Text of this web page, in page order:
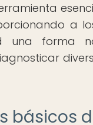
a
una forma
básicos